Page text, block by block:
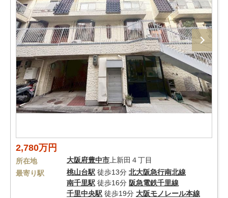
2,780万円
所在地 大阪府豊中市 上新田４丁目
最寄り駅
桃山台駅 徒歩13分 北大阪急行南北線
南千里駅 徒歩16分 阪急電鉄千里線
千里中央駅 徒歩19分 大阪モノレール本線